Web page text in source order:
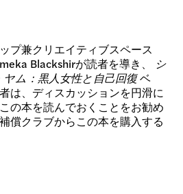
プ兼クリエイティブスペース
Blackshirが読者を導き、
シ
ム：黒人女性と自己回復ベ
は、ディスカッションを円滑に
の本を読んでおくことをお勧め
償クラブからこの本を購入する